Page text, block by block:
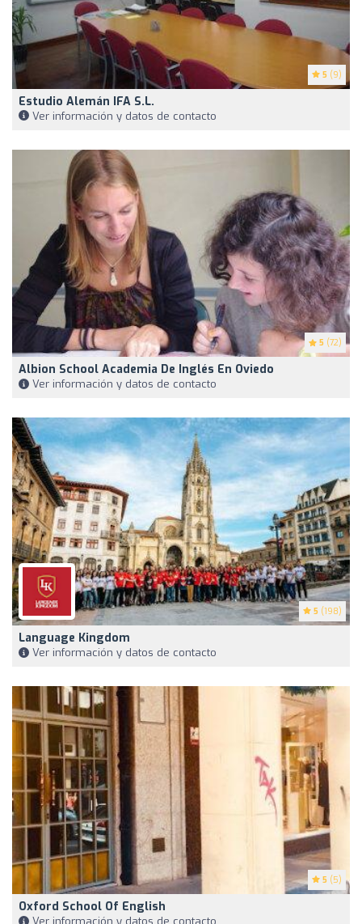
5 (9)
Estudio Alemán IFA S.L.
Ver información y datos de contacto
5 (72)
Albion School Academia De Inglés En Oviedo
Ver información y datos de contacto
5 (198)
Language Kingdom
Ver información y datos de contacto
5 (5)
Oxford School Of English
Ver información y datos de contacto